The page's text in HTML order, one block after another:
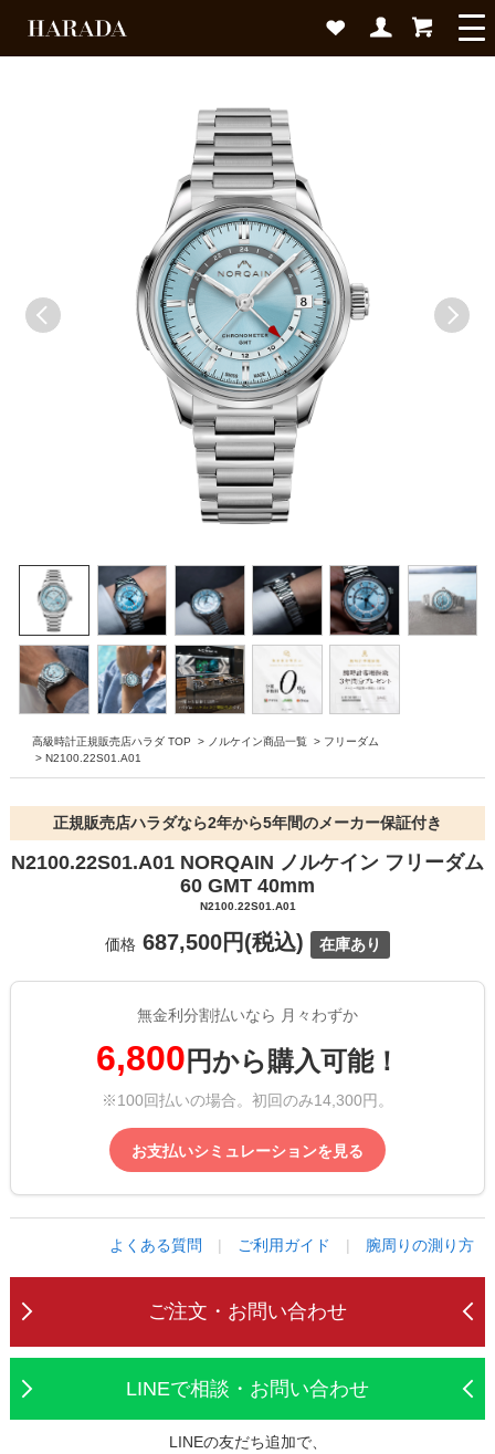
高級時計正規販売店ハラダ TOP > ノルケイン商品一覧 > フリーダム
> N2100.22S01.A01
正規販売店ハラダなら2年から5年間のメーカー保証付き
N2100.22S01.A01 NORQAIN ノルケイン フリーダム
60 GMT 40mm
N2100.22S01.A01
価格 687,500円(税込) 在庫あり
無金利分割払いなら 月々わずか
6,800 円から購入可能！
※100回払いの場合。初回のみ14,300円。
お支払いシミュレーションを見る
よくある質問 | ご利用ガイド | 腕周りの測り方
ご注文・お問い合わせ
LINEで相談・お問い合わせ
LINEの友だち追加で、